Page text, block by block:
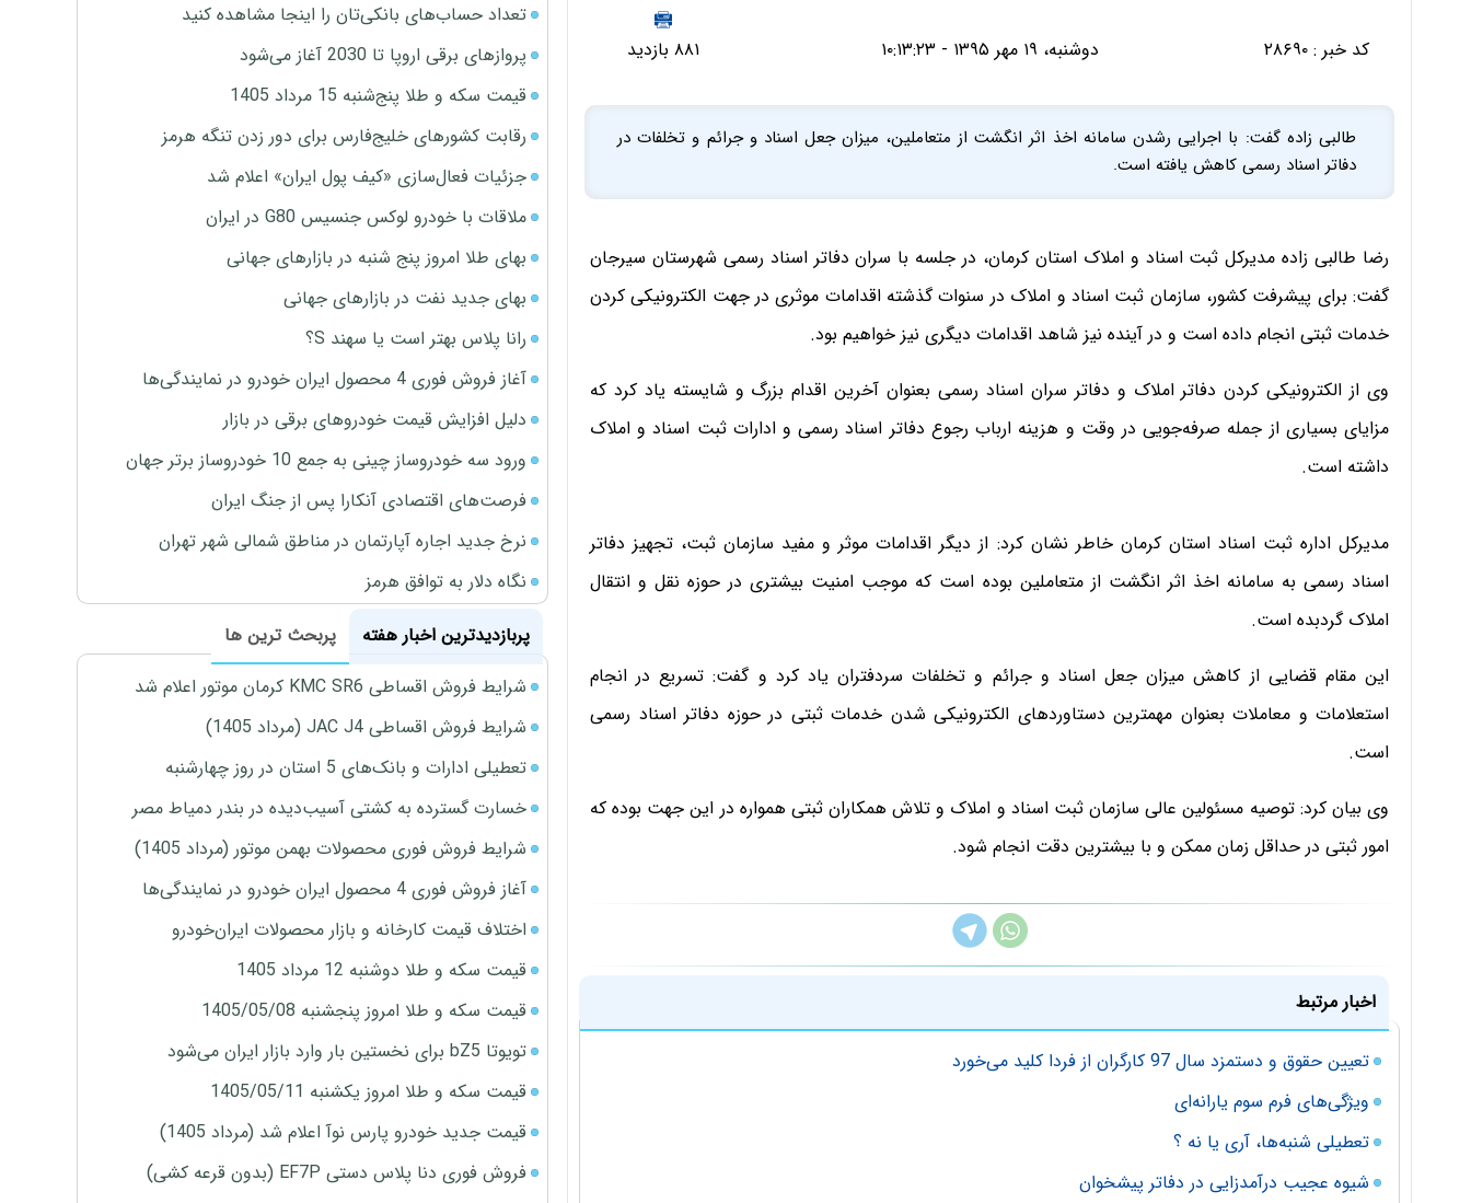
کد خبر : ۲۸۶۹۰ دوشنبه، ۱۹ مهر ۱۳۹۵ - ۱۰:۱۳:۲۳ ۸۸۱ بازدید
طالبی زاده گفت: با اجرایی رشدن سامانه اخذ اثر انگشت از متعاملین، میزان جعل اسناد و جرائم و تخلفات در
دفاتر اسناد رسمی کاهش یافته است.
رضا طالبی زاده مدیرکل ثبت اسناد و املاک استان کرمان، در جلسه با سران دفاتر اسناد رسمی شهرستان سیرجان
گفت: برای پیشرفت کشور، سازمان ثبت اسناد و املاک در سنوات گذشته اقدامات موثری در جهت الکترونیکی کردن
خدمات ثبتی انجام داده است و در آینده نیز شاهد اقدامات دیگری نیز خواهیم بود.
وی از الکترونیکی کردن دفاتر املاک و دفاتر سران اسناد رسمی بعنوان آخرین اقدام بزرگ و شایسته یاد کرد که
مزایای بسیاری از جمله صرفه‌جویی در وقت و هزینه ارباب رجوع دفاتر اسناد رسمی و ادارات ثبت اسناد و املاک
داشته است.
مدیرکل اداره ثبت اسناد استان کرمان خاطر نشان کرد: از دیگر اقدامات موثر و مفید سازمان ثبت، تجهیز دفاتر
اسناد رسمی به سامانه اخذ اثر انگشت از متعاملین بوده است که موجب امنیت بیشتری در حوزه نقل و انتقال
املاک گردبده است.
این مقام قضایی از کاهش میزان جعل اسناد و جرائم و تخلفات سردفتران یاد کرد و گفت: تسریع در انجام
استعلامات و معاملات بعنوان مهمترین دستاوردهای الکترونیکی شدن خدمات ثبتی در حوزه دفاتر اسناد رسمی
است.
وی بیان کرد: توصیه مسئولین عالی سازمان ثبت اسناد و املاک و تلاش همکاران ثبتی همواره در این جهت بوده که
امور ثبتی در حداقل زمان ممکن و با بیشترین دقت انجام شود.
اخبار مرتبط
تعیین حقوق و دستمزد سال 97 کارگران از فردا کلید می‌خورد
ویژگی‌های فرم سوم یارانه‌ای
تعطیلی شنبه‌ها، آری یا نه ؟
شیوه عجیب درآمدزایی در دفاتر پیشخوان
تعداد حساب‌های بانکی‌تان را اینجا مشاهده کنید
پروازهای برقی اروپا تا 2030 آغاز می‌شود
قیمت سکه و طلا پنج‌شنبه 15 مرداد 1405
رقابت کشورهای خلیج‌فارس برای دور زدن تنگه هرمز
جزئیات فعال‌سازی «کیف پول ایران» اعلام شد
ملاقات با خودرو لوکس جنسیس G80 در ایران
بهای طلا امروز پنج شنبه در بازارهای جهانی
بهای جدید نفت در بازارهای جهانی
رانا پلاس بهتر است یا سهند S؟
آغاز فروش فوری 4 محصول ایران خودرو در نمایندگی‌ها
دلیل افزایش قیمت خودروهای برقی در بازار
ورود سه خودروساز چینی به جمع 10 خودروساز برتر جهان
فرصت‌های اقتصادی آنکارا پس از جنگ ایران
نرخ جدید اجاره آپارتمان در مناطق شمالی شهر تهران
نگاه دلار به توافق هرمز
پربازدیدترین اخبار هفته
پربحث ترین ها
شرایط فروش اقساطی KMC SR6 کرمان موتور اعلام شد
شرایط فروش اقساطی JAC J4 (مرداد 1405)
تعطیلی ادارات و بانک‌های 5 استان در روز چهارشنبه
خسارت گسترده به کشتی آسیب‌دیده در بندر دمیاط مصر
شرایط فروش فوری محصولات بهمن موتور (مرداد 1405)
آغاز فروش فوری 4 محصول ایران خودرو در نمایندگی‌ها
اختلاف قیمت کارخانه و بازار محصولات ایران‌خودرو
قیمت سکه و طلا دوشنبه 12 مرداد 1405
قیمت سکه و طلا امروز پنجشنبه 1405/05/08
تویوتا bZ5 برای نخستین بار وارد بازار ایران می‌شود
قیمت سکه و طلا امروز یکشنبه 1405/05/11
قیمت جدید خودرو پارس نوآ اعلام شد (مرداد 1405)
فروش فوری دنا پلاس دستی EF7P (بدون قرعه کشی)